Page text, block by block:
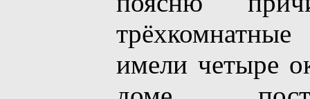
имели четыре